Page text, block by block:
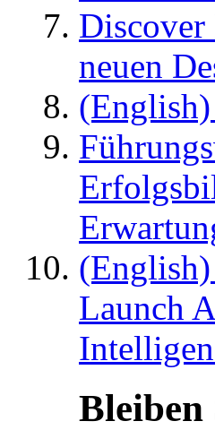
neuen
(English)
Launch